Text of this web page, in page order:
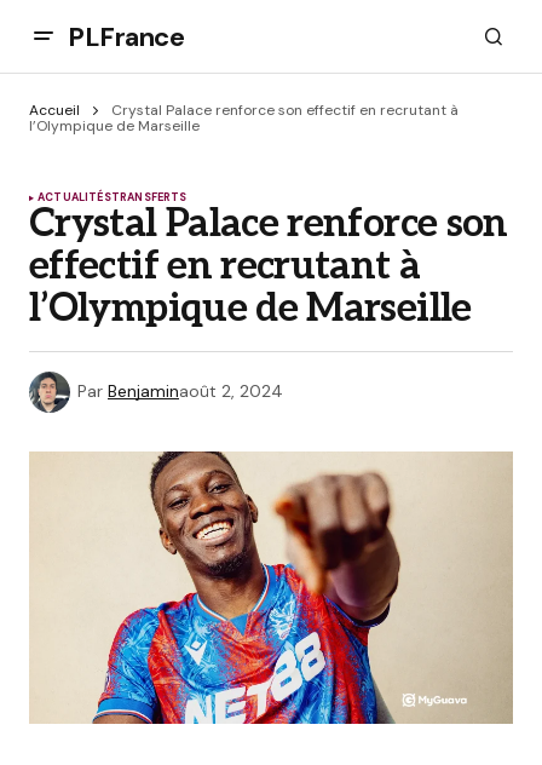
PLFrance
Accueil
Crystal Palace renforce son effectif en recrutant à
l’Olympique de Marseille
ACTUALITÉSTRANSFERTS
Crystal Palace renforce son
effectif en recrutant à
l’Olympique de Marseille
Par Benjaminaoût 2, 2024